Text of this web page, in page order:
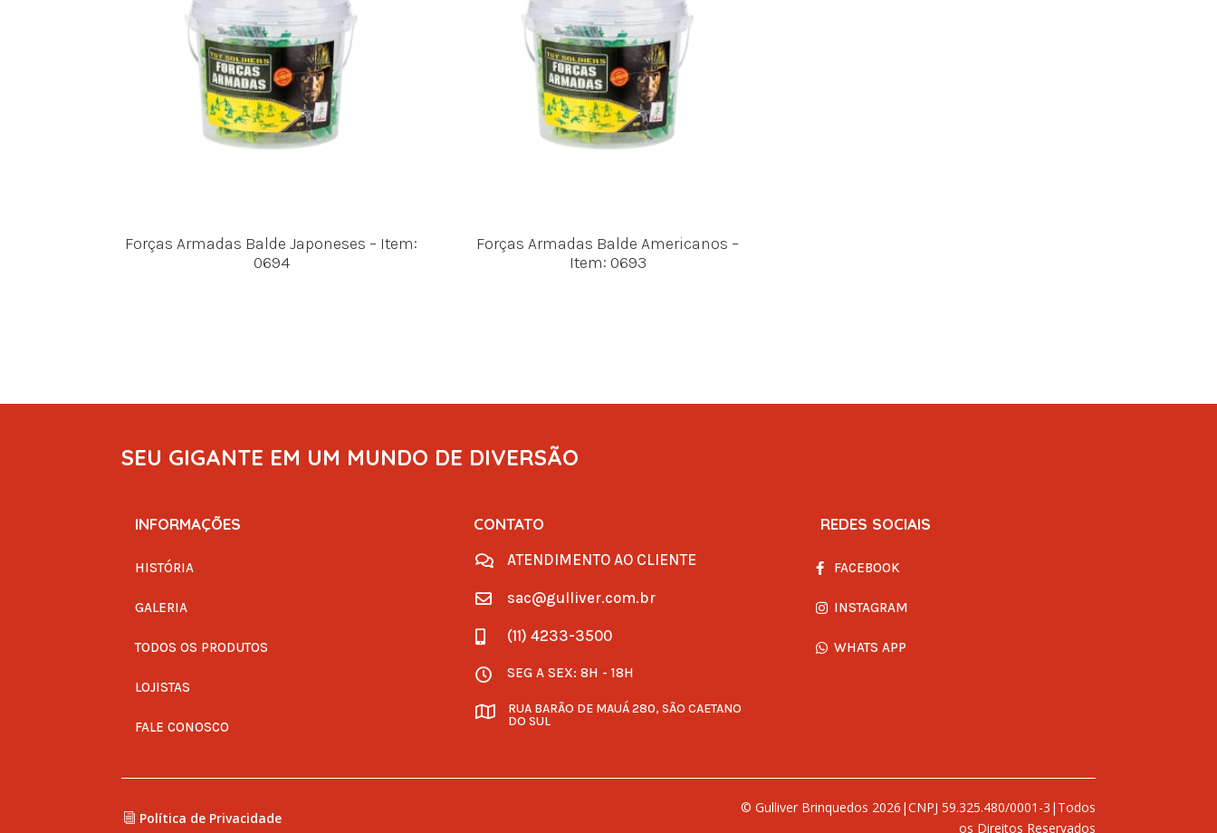
Forças Armadas Balde Japoneses – Item:
0694
Forças Armadas Balde Americanos –
Item: 0693
SEU GIGANTE EM UM MUNDO DE DIVERSÃO
INFORMAÇÕES
HISTÓRIA
GALERIA
TODOS OS PRODUTOS
LOJISTAS
FALE CONOSCO
CONTATO
 ATENDIMENTO AO CLIENTE
 sac@gulliver.com.br
 (11) 4233-3500
 SEG A SEX: 8H - 18H

RUA BARÃO DE MAUÁ 280, SÃO CAETANO
DO SUL
REDES SOCIAIS
FACEBOOK
INSTAGRAM
WHATS APP
Política de Privacidade
© Gulliver Brinquedos 2026|CNPJ 59.325.480/0001-3|Todos
os Direitos Reservados